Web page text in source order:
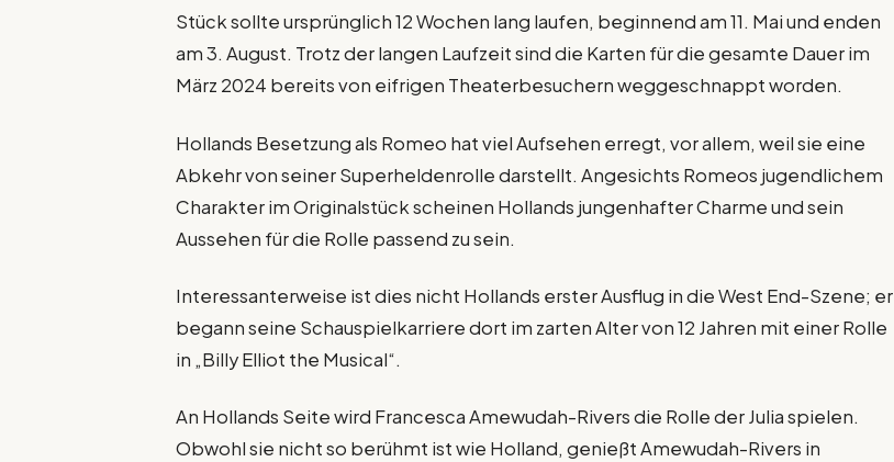
Stück sollte ursprünglich 12 Wochen lang laufen, beginnend am 11. Mai und enden
am 3. August. Trotz der langen Laufzeit sind die Karten für die gesamte Dauer im
März 2024 bereits von eifrigen Theaterbesuchern weggeschnappt worden.
Hollands Besetzung als Romeo hat viel Aufsehen erregt, vor allem, weil sie eine
Abkehr von seiner Superheldenrolle darstellt. Angesichts Romeos jugendlichem
Charakter im Originalstück scheinen Hollands jungenhafter Charme und sein
Aussehen für die Rolle passend zu sein.
Interessanterweise ist dies nicht Hollands erster Ausflug in die West End-Szene; er
begann seine Schauspielkarriere dort im zarten Alter von 12 Jahren mit einer Rolle
in „Billy Elliot the Musical“.
An Hollands Seite wird Francesca Amewudah-Rivers die Rolle der Julia spielen.
Obwohl sie nicht so berühmt ist wie Holland, genießt Amewudah-Rivers in